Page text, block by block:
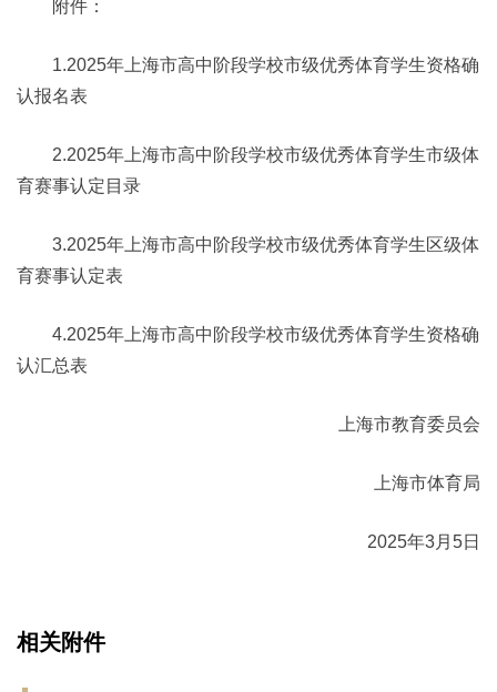
附件：
1.2025年上海市高中阶段学校市级优秀体育学生资格确
认报名表
2.2025年上海市高中阶段学校市级优秀体育学生市级体
育赛事认定目录
3.2025年上海市高中阶段学校市级优秀体育学生区级体
育赛事认定表
4.2025年上海市高中阶段学校市级优秀体育学生资格确
认汇总表
上海市教育委员会
上海市体育局
2025年3月5日
相关附件